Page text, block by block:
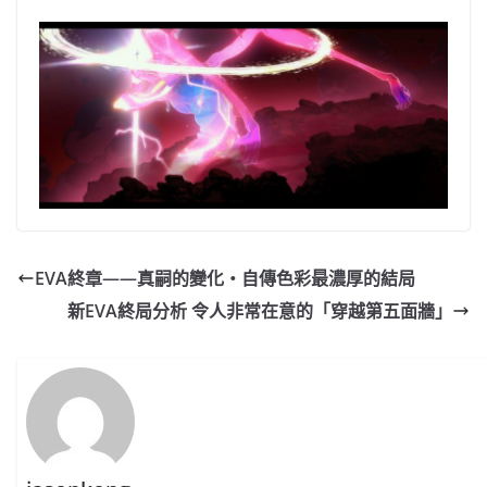
EVA終章——真嗣的變化・自傳色彩最濃厚的結局
新EVA終局分析 令人非常在意的「穿越第五面牆」